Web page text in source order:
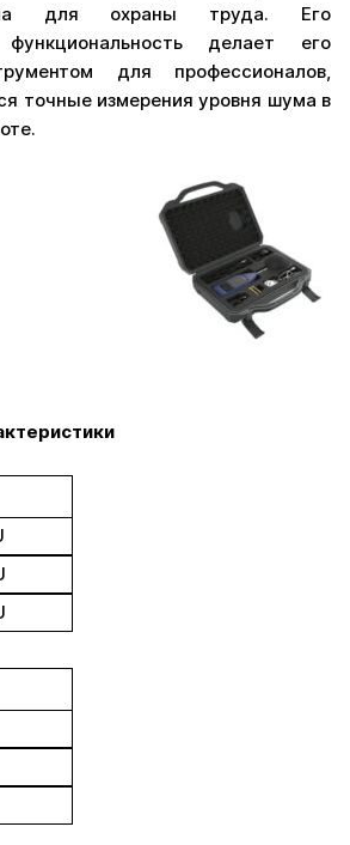
для охраны труда. Его
делает его
для профессионалов,
точные измерения уровня шума в